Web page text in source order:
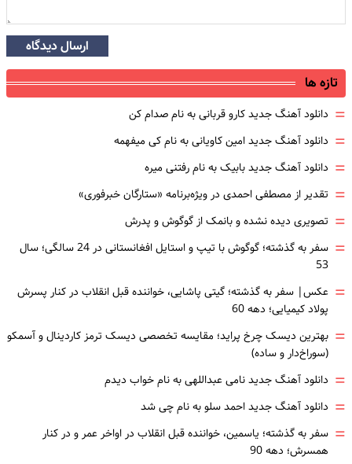
ارسال دیدگاه
تازه ها
= دانلود آهنگ جدید کارو قربانی به نام صدام کن
= دانلود آهنگ جدید امین کاویانی به نام کی میفهمه
= دانلود آهنگ جدید بابیک به نام رفتنی میره
= تقدیر از مصطفی احمدی در ویژه‌برنامه «ستارگان خبرفوری»
= تصویری دیده نشده و بانمک از گوگوش و پدرش
=
سفر به گذشته؛ گوگوش با تیپ و استایل افغانستانی در 24 سالگی؛ سال
53
= عکس| سفر به گذشته؛ گیتی پاشایی، خواننده قبل انقلاب در کنار پسرش
پولاد کیمیایی؛ دهه 60
= بهترین دیسک چرخ پراید؛ مقایسه تخصصی دیسک ترمز کاردینال و آسمکو
(سوراخ‌دار و ساده)
= دانلود آهنگ جدید نامی عبداللهی به نام خواب دیدم
= دانلود آهنگ جدید احمد سلو به نام چی شد
= سفر به گذشته؛ یاسمین، خواننده قبل انقلاب در اواخر عمر و در کنار
همسرش؛ دهه 90